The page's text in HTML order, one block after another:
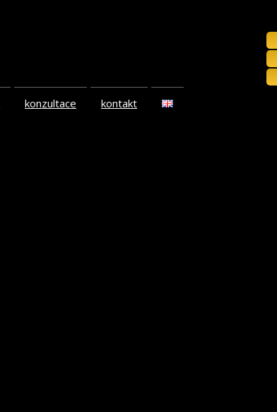
konzultace kontakt